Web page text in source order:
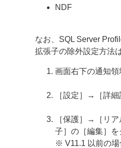
NDF
なお、SQL Server
拡張子の除外設定方法
画面右下の通知
［設定］→［詳
［保護］→［リ
子］の［編集］を
※ V11.1 以前の